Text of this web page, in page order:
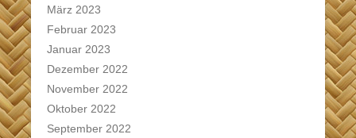
März 2023
Februar 2023
Januar 2023
Dezember 2022
November 2022
Oktober 2022
September 2022